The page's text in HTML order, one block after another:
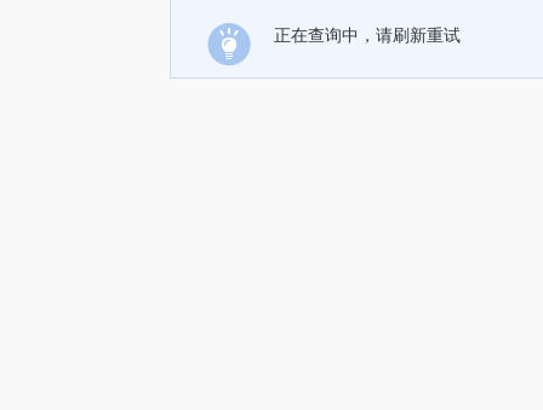
正在查询中，请刷新重试